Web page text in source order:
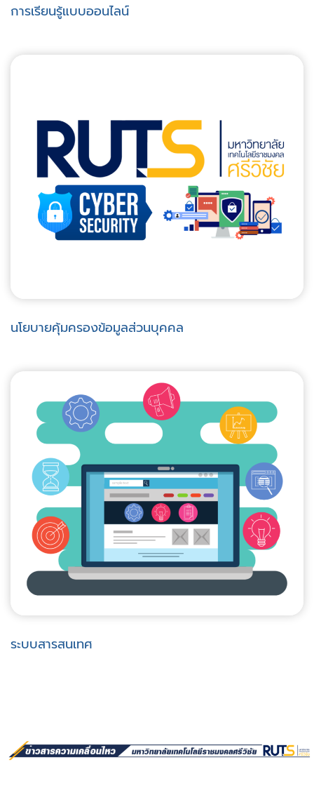
การเรียนรู้แบบออนไลน์
นโยบายคุ้มครองข้อมูลส่วนบุคคล
ระบบสารสนเทศ